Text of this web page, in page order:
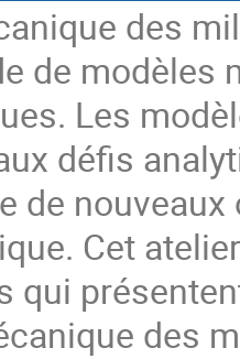
des
de modèles
Les
défis
de
Cet
qui
des